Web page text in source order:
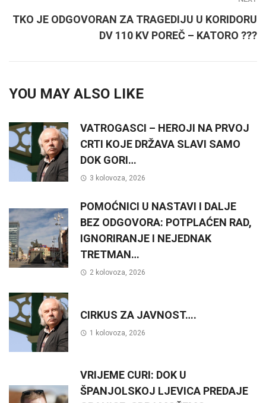
TKO JE ODGOVORAN ZA TRAGEDIJU U KORIDORU
DV 110 KV POREČ – KATORO ???
YOU MAY ALSO LIKE
VATROGASCI – HEROJI NA PRVOJ
CRTI KOJE DRŽAVA SLAVI SAMO
DOK GORI…
3 kolovoza, 2026
POMOĆNICI U NASTAVI I DALJE
BEZ ODGOVORA: POTPLAĆEN RAD,
IGNORIRANJE I NEJEDNAK
TRETMAN…
2 kolovoza, 2026
CIRKUS ZA JAVNOST….
1 kolovoza, 2026
VRIJEME CURI: DOK U
ŠPANJOLSKOJ LJEVICA PREDAJE